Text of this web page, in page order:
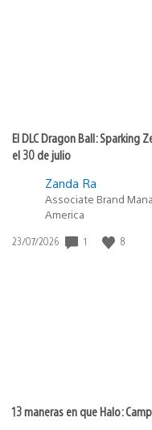
El DLC Dragon Ball: Sparking
el 30 de julio
Zanda Ra
Associate Brand
America
Fecha
23/07/2026 1 8
13 maneras en que Halo: